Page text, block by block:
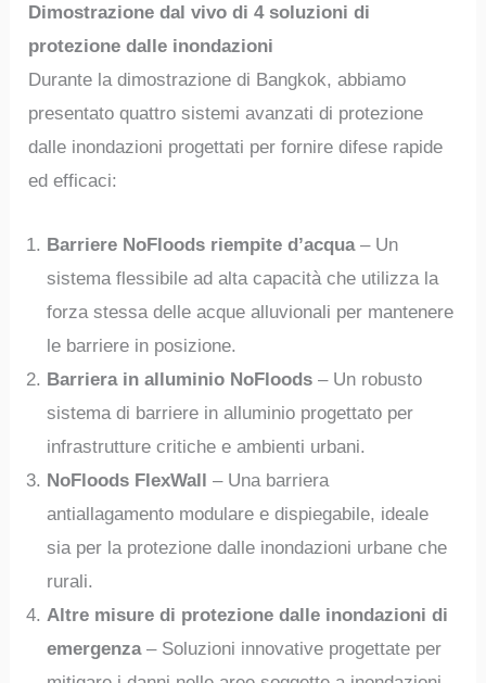
Dimostrazione dal vivo di 4 soluzioni di
protezione dalle inondazioni
Durante la dimostrazione di Bangkok, abbiamo
presentato quattro sistemi avanzati di protezione
dalle inondazioni progettati per fornire difese rapide
ed efficaci:
Barriere NoFloods riempite d’acqua– Un
sistema flessibile ad alta capacità che utilizza la
forza stessa delle acque alluvionali per mantenere
le barriere in posizione.
Barriera in alluminio NoFloods – Un robusto
sistema di barriere in alluminio progettato per
infrastrutture critiche e ambienti urbani.
NoFloods FlexWall – Una barriera
antiallagamento modulare e dispiegabile, ideale
sia per la protezione dalle inondazioni urbane che
rurali.
Altre misure di protezione dalle inondazioni di
emergenza– Soluzioni innovative progettate per